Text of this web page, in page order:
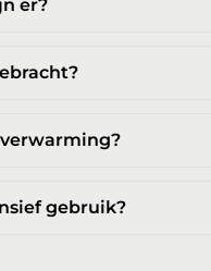
er?
gebruik?